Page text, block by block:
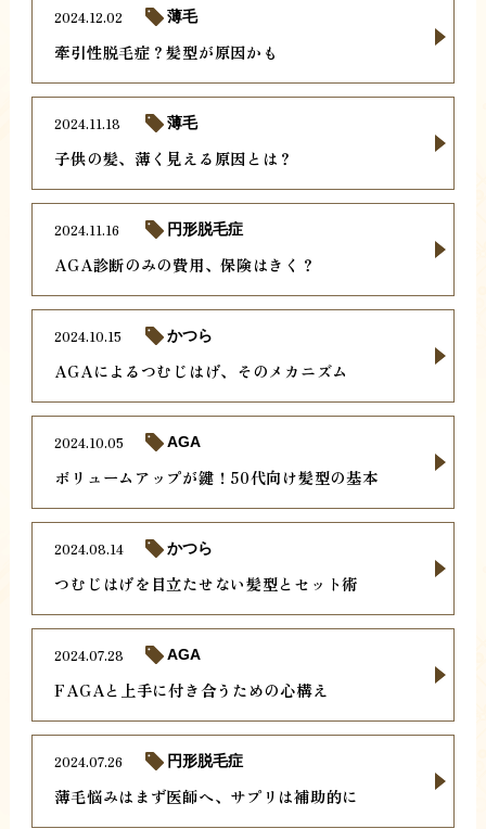
牽引性脱毛症？髪型が原因かも
2024.12.02 薄毛
子供の髪、薄く見える原因とは？
2024.11.18 薄毛
AGA診断のみの費用、保険はきく？
2024.11.16 円形脱毛症
AGAによるつむじはげ、そのメカニズム
2024.10.15 かつら
ボリュームアップが鍵！50代向け髪型の基本
2024.10.05 AGA
つむじはげを目立たせない髪型とセット術
2024.08.14 かつら
FAGAと上手に付き合うための心構え
2024.07.28 AGA
薄毛悩みはまず医師へ、サプリは補助的に
2024.07.26 円形脱毛症